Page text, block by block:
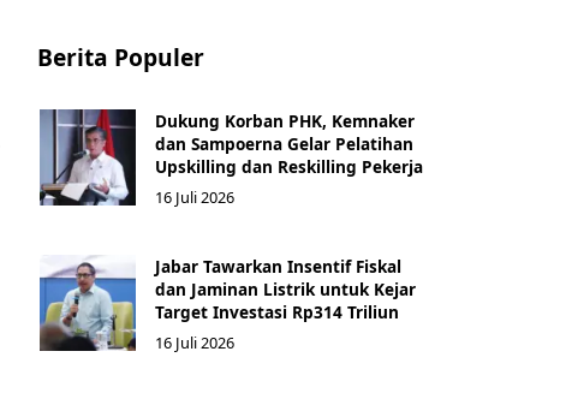
Berita Populer
Dukung Korban PHK, Kemnaker
dan Sampoerna Gelar Pelatihan
Upskilling dan Reskilling Pekerja
16 Juli 2026
Jabar Tawarkan Insentif Fiskal
dan Jaminan Listrik untuk Kejar
Target Investasi Rp314 Triliun
16 Juli 2026